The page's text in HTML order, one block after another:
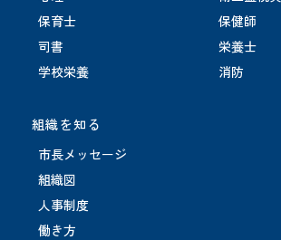
組織を知る
市長メッセージ
組織図
人事制度
働き方
保育士
保健師
司書
栄養士
学校栄養
消防